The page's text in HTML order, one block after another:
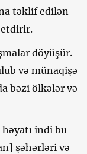
təklif edilən
döyüşür.
və münaqişə
bəzi ölkələr və
indi bu
şəhərləri və